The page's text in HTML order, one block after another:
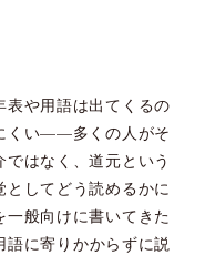
表や用語は出てくるの
くい——多くの人がそ
はなく、道元という
してどう読めるかに
般向けに書いてきた
語に寄りかからずに説